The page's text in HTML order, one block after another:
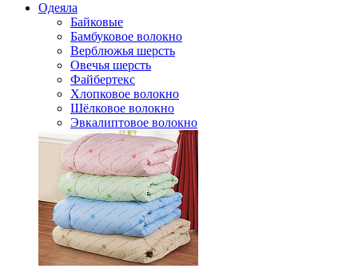
Одеяла
Байковые
Бамбуковое волокно
Верблюжья шерсть
Овечья шерсть
Файбертекс
Хлопковое волокно
Шёлковое волокно
Эвкалиптовое волокно